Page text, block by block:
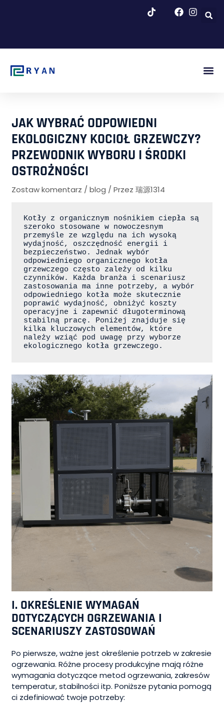
JAK WYBRAĆ ODPOWIEDNI
EKOLOGICZNY KOCIOŁ GRZEWCZY?
PRZEWODNIK WYBORU I ŚRODKI
OSTROŻNOŚCI
Zostaw komentarz /blog / Przez瑞源1314
Kotły z organicznym nośnikiem ciepła są
szeroko stosowane w nowoczesnym
przemyśle ze względu na ich wysoką
wydajność, oszczędność energii i
bezpieczeństwo. Jednak wybór
odpowiedniego organicznego kotła
grzewczego często zależy od kilku
czynników. Każda branża i scenariusz
zastosowania ma inne potrzeby, a wybór
odpowiedniego kotła może skutecznie
poprawić wydajność, obniżyć koszty
operacyjne i zapewnić długoterminową
stabilną pracę. Poniżej znajduje się
kilka kluczowych elementów, które
należy wziąć pod uwagę przy wyborze
ekologicznego kotła grzewczego.
I. OKREŚLENIE WYMAGAŃ
DOTYCZĄCYCH OGRZEWANIA I
SCENARIUSZY ZASTOSOWAŃ
Po pierwsze, ważne jest określenie potrzeb w zakresie
ogrzewania. Różne procesy produkcyjne mają różne
wymagania dotyczące metod ogrzewania, zakresów
temperatur, stabilności itp. Poniższe pytania pomogą
ci zdefiniować twoje potrzeby: